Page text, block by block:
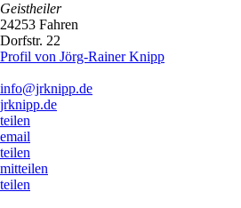
Geistheiler
24253 Fahren
Dorfstr. 22
Profil von Jörg-Rainer Knipp
info@jrknipp.de
jrknipp.de
teilen
email
teilen
mitteilen
teilen